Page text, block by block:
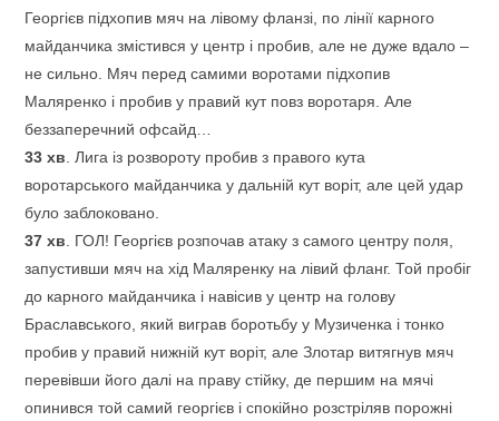
Георгієв підхопив мяч на лівому фланзі, по лінії карного
майданчика змістився у центр і пробив, але не дуже вдало –
не сильно. Мяч перед самими воротами підхопив
Маляренко і пробив у правий кут повз воротаря. Але
беззаперечний офсайд…
33 хв . Лига із розвороту пробив з правого кута
воротарського майданчика у дальній кут воріт, але цей удар
було заблоковано.
37 хв . ГОЛ! Георгієв розпочав атаку з самого центру поля,
запустивши мяч на хід Маляренку на лівий фланг. Той пробіг
до карного майданчика і навісив у центр на голову
Браславського, який виграв боротьбу у Музиченка і тонко
пробив у правий нижній кут воріт, але Злотар витягнув мяч
перевівши його далі на праву стійку, де першим на мячі
опинився той самий георгієв і спокійно розстріляв порожні